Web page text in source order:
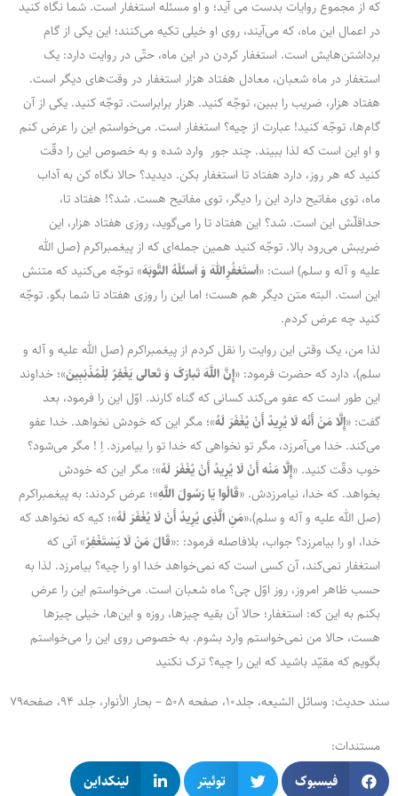
که از مجموع روایات بدست می آید؛ و او مسئله استغفار است. شما نگاه کنید
در اعمال این ماه، که می‌آیند، روی او خیلی تکیه می‌کنند؛ این یکی از گام
برداشتن‌هایش است. استغفار کردن در این ماه، حتّی در روایت دارد: یک
استغفار در ماه شعبان، معادل هفتاد هزار استغفار در وقت‌های دیگر است.
هفتاد هزار، ضریب را ببین، توجّه کنید. هزار برابراست. توجّه کنید. یکی از آن
گام‌ها، توجّه کنید! عبارت از چیه؟ استغفار است. می‌خواستم این را عرض کنم
و او این است که لذا ببیند. چند جور وارد شده و به خصوص این را دقّت
کنید که هر روز، دارد هفتاد تا استغفار بکن. دیدید؟ حالا نگاه کن به آداب
ماه، توی مفاتیح دارد این را دیگر، توی مفاتیح هست. شد؟! هفتاد تا،
حداقلّش این است. شد؟ این هفتاد تا را می‌گوید، روزی هفتاد هزار، این
ضریبش می‌رود بالا. توجّه کنید همین جمله‌ای که از پیغمبراکرم (صل الله
علیه و آله و سلم) است: «اَستَغفُرِاللهَ وَ اَسئَلُهُ التَّوبَهَ» توجّه می‌کنید که متنش
این است. البته متن دیگر هم هست؛ اما این را روزی هفتاد تا شما بگو. توجّه
کنید چه عرض کردم.
لذا من، یک وقتی این روایت را نقل کردم از پیغمبراکرم (صل الله علیه و آله و
سلم)، دارد که حضرت فرمود: «إِنَّ اللَّهَ تَبارَکَ وَ تَعالی یَغْفِرُ لِلْمُذْنِبِینَ»؛ خداوند
این طور است که عفو می‌کند کسانی که گناه کارند. اوّل این را فرمود، بعد
گفت: «إِلَّا مَنْ أَنْه‌ لَا یُرِیدُ أَنْ یُغْفَرَ لَهُ»؛ مگر این که خودش نخواهد. خدا عفو
می‌کند. خدا می‌آمرزد، مگر تو نخواهی که خدا تو را بیامرزد. اِ ! مگر می‌شود؟
خوب دقّت کنید. «إِلَّا مَنْه‌ أَنْ لَا یُرِیدُ أَنْ یُغْفَرَ لَهُ»؛ مگر این که خودش
بخواهد. که خدا، نیامرزدش. «قَالُوا یَا رَسُولَ اللَّهِ»؛ عرض کردند: به پیغمبراکرم
(صل الله علیه و آله و سلم)،«مَنِ الَّذِی یُرِیدُ أَنْ لَا یُغْفَرَ لَهُ»؛ کیه که نخواهد که
خدا، او را بیامرزد؟ جواب، بلافاصله فرمود: :«قَالَ مَنْ لَا یَسْتَغْفِرُ» آنی که
استغفار نمی‌کند، آن کسی است که نمی‌خواهد خدا او را چیه؟ بیامرزد. لذا به
حسب ظاهر امروز، روز اوّل چی؟ ماه شعبان است. می‌خواستم این را عرض
بکنم به این که: استغفار؛ حالا آن بقیه چیزها، روزه و این‌ها، خیلی چیزها
هست، حالا من نمی‌خواستم وارد بشوم. به خصوص روی این را می‌خواستم
بگویم که مقیّد باشید که این را چیه؟ ترک نکنید
سند حدیث: وسائل الشیعه، جلد10، صفحه 508 – بحار الأنوار، جلد 94، صفحه79
مستندات:
فیسبوک توئیتر
لینکداین